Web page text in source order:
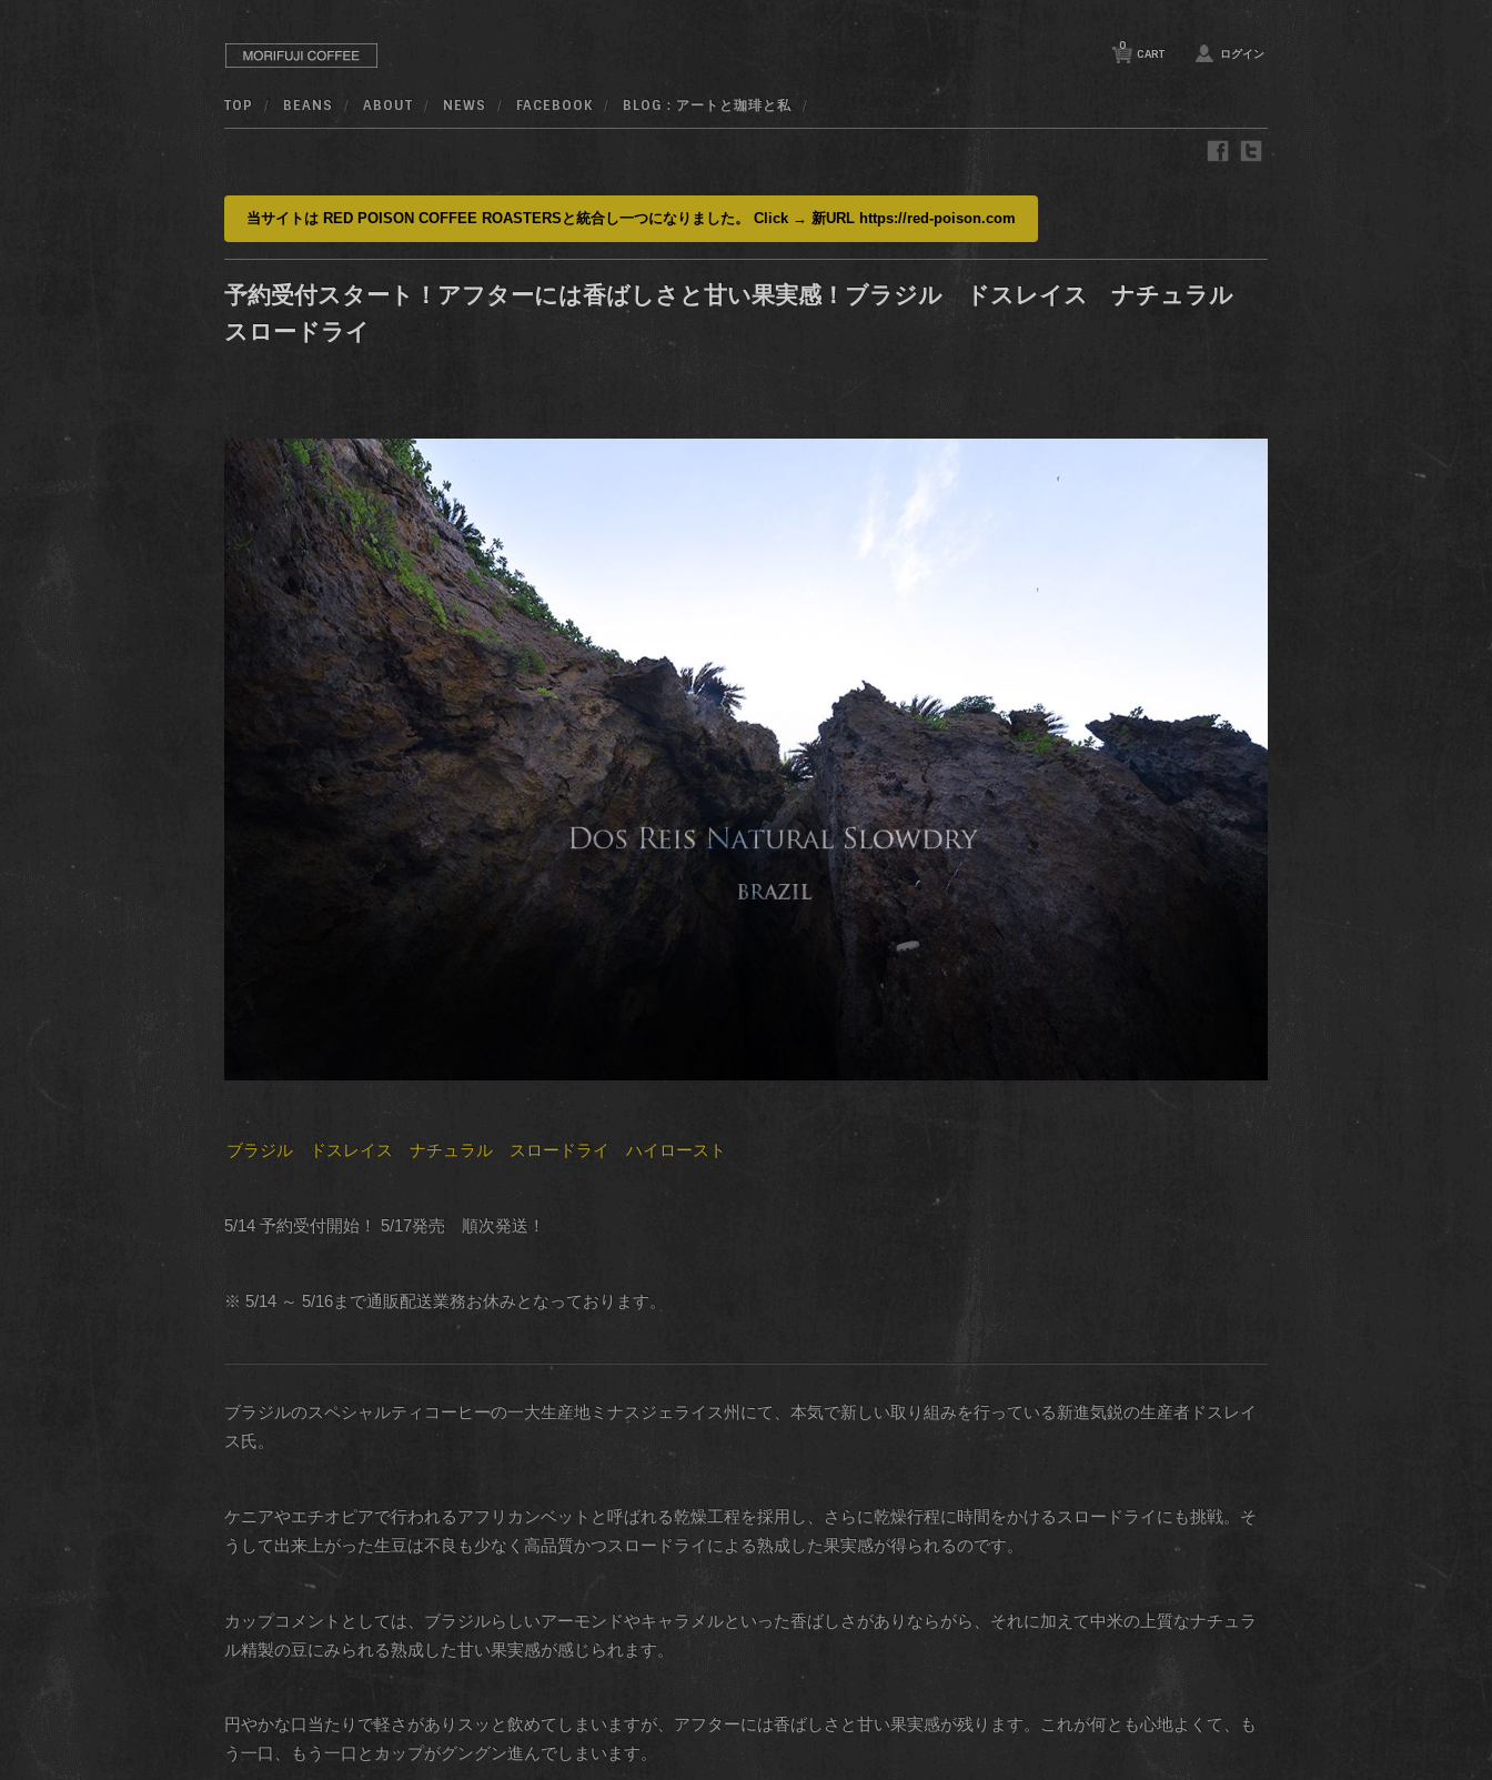
TOP BEANS ABOUT NEWS FACEBOOK BLOG : アートと珈琲と私
CART
0
ログイン
当サイトは RED POISON COFFEE ROASTERSと統合し一つになりました。 Click → 新URL https://red-poison.com
予約受付スタート！アフターには香ばしさと甘い果実感！ブラジル ドスレイス ナチュラル
スロードライ
ブラジル ドスレイス ナチュラル スロードライ ハイロースト
5/14 予約受付開始！ 5/17発売 順次発送！
※ 5/14 ～ 5/16まで通販配送業務お休みとなっております。
ブラジルのスペシャルティコーヒーの一大生産地ミナスジェライス州にて、本気で新しい取り組みを行っている新進気鋭の生産者ドスレイ
ス氏。
ケニアやエチオピアで行われるアフリカンベットと呼ばれる乾燥工程を採用し、さらに乾燥行程に時間をかけるスロードライにも挑戦。そ
うして出来上がった生豆は不良も少なく高品質かつスロードライによる熟成した果実感が得られるのです。
カップコメントとしては、ブラジルらしいアーモンドやキャラメルといった香ばしさがありならがら、それに加えて中米の上質なナチュラ
ル精製の豆にみられる熟成した甘い果実感が感じられます。
円やかな口当たりで軽さがありスッと飲めてしまいますが、アフターには香ばしさと甘い果実感が残ります。これが何とも心地よくて、も
う一口、もう一口とカップがグングン進んでしまいます。